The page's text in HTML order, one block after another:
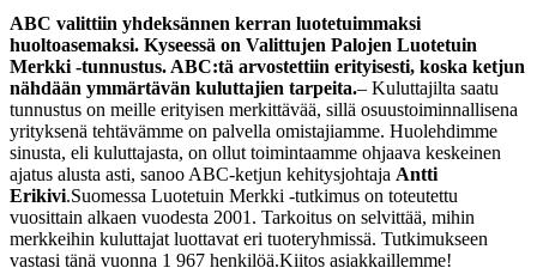
ABC valittiin yhdeksännen kerran luotetuimmaksi
huoltoasemaksi. Kyseessä on Valittujen Palojen Luotetuin
Merkki -tunnustus. ABC:tä arvostettiin erityisesti, koska ketjun
nähdään ymmärtävän kuluttajien tarpeita.– Kuluttajilta saatu
tunnustus on meille erityisen merkittävää, sillä osuustoiminnallisena
yrityksenä tehtävämme on palvella omistajiamme. Huolehdimme
sinusta, eli kuluttajasta, on ollut toimintaamme ohjaava keskeinen
ajatus alusta asti, sanoo ABC-ketjun kehitysjohtaja Antti
Erikivi.Suomessa Luotetuin Merkki -tutkimus on toteutettu
vuosittain alkaen vuodesta 2001. Tarkoitus on selvittää, mihin
merkkeihin kuluttajat luottavat eri tuoteryhmissä. Tutkimukseen
vastasi tänä vuonna 1 967 henkilöä.Kiitos asiakkaillemme!